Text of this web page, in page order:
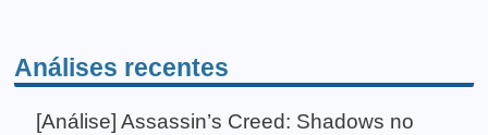
Análises recentes
[Análise] Assassin’s Creed: Shadows no